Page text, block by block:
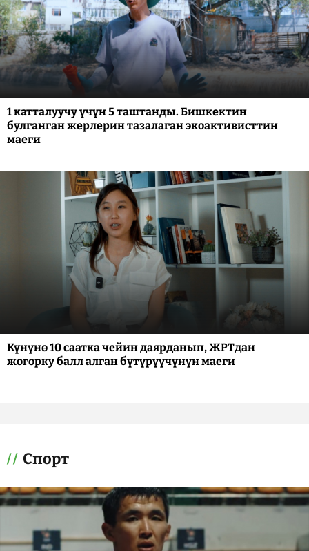
1 катталуучу үчүн 5 таштанды. Бишкектин
булганган жерлерин тазалаган экоактивисттин
маеги
Күнүнө 10 саатка чейин даярданып, ЖРТдан
жогорку балл алган бүтүрүүчүнүн маеги
Спорт